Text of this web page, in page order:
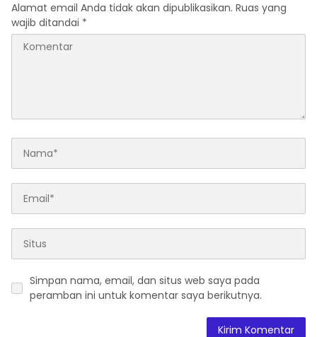
Alamat email Anda tidak akan dipublikasikan. Ruas yang
wajib ditandai *
Simpan nama, email, dan situs web saya pada
peramban ini untuk komentar saya berikutnya.